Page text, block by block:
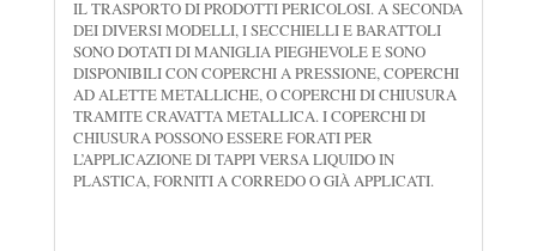
IL TRASPORTO DI PRODOTTI PERICOLOSI. A SECONDA
DEI DIVERSI MODELLI, I SECCHIELLI E BARATTOLI
SONO DOTATI DI MANIGLIA PIEGHEVOLE E SONO
DISPONIBILI CON COPERCHI A PRESSIONE, COPERCHI
AD ALETTE METALLICHE, O COPERCHI DI CHIUSURA
TRAMITE CRAVATTA METALLICA. I COPERCHI DI
CHIUSURA POSSONO ESSERE FORATI PER
L’APPLICAZIONE DI TAPPI VERSA LIQUIDO IN
PLASTICA, FORNITI A CORREDO O GIÀ APPLICATI.